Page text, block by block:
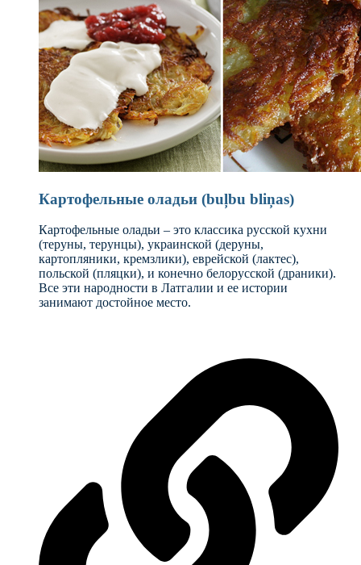
Картофельные оладьи (buļbu bliņas)
Картофельные оладьи – это классика русской кухни
(теруны, терунцы), украинской (деруны,
картопляники, кремзлики), еврейской (лактес),
польской (пляцки), и конечно белорусской (драники).
Все эти народности в Латгалии и ее истории
занимают достойное место.